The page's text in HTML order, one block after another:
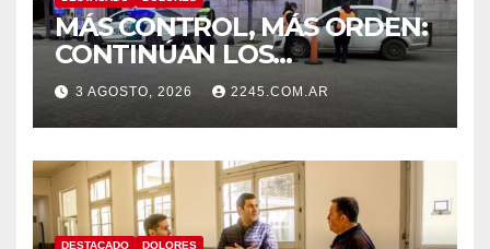
MÁS CONTROL, MÁS ORDEN:
CONTINÚAN LOS
OPERATIVOS PREVENTIVOS
DE TRÁNSITO EN DOLORES
3 AGOSTO, 2026 2245.COM.AR
DESTACADO DOLORES